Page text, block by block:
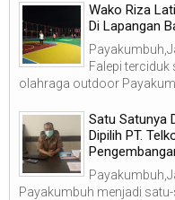
Wako Riza
Di Lapangan
Falepi terciduk
olahraga outdoor
Satu Satunya
Dipilih PT.
Payakumbuh menjadi